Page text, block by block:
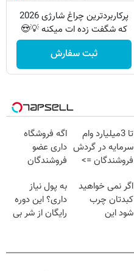
پرکاربردترین چراغ شارژی 2026
که شگفت زده ات میکنه 💡😍
ثبت سفارش
تا 3میلیارد وام
سرمایه در گردش
فروشندگان =>
ثبت کن
اگه فروشگاه
داری عضو
فروشندگان
میلیارد وام بگیر
اگر نمی خواهید
کبدتان چرب
شود این
به پول نیاز
داری؟ این دوره
رایگان از شر بی